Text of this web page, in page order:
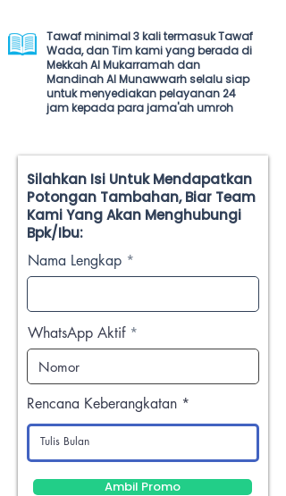
Tawaf minimal 3 kali termasuk Tawaf
Wada, dan Tim kami yang berada di
Mekkah Al Mukarramah dan
Mandinah Al Munawwarh selalu siap
untuk menyediakan pelayanan 24
jam kepada para jama'ah umroh
Silahkan Isi Untuk Mendapatkan
Potongan Tambahan, Biar Team
Kami Yang Akan Menghubungi
Bpk/Ibu:
Nama Lengkap
WhatsApp Aktif
Rencana Keberangkatan
Ambil Promo